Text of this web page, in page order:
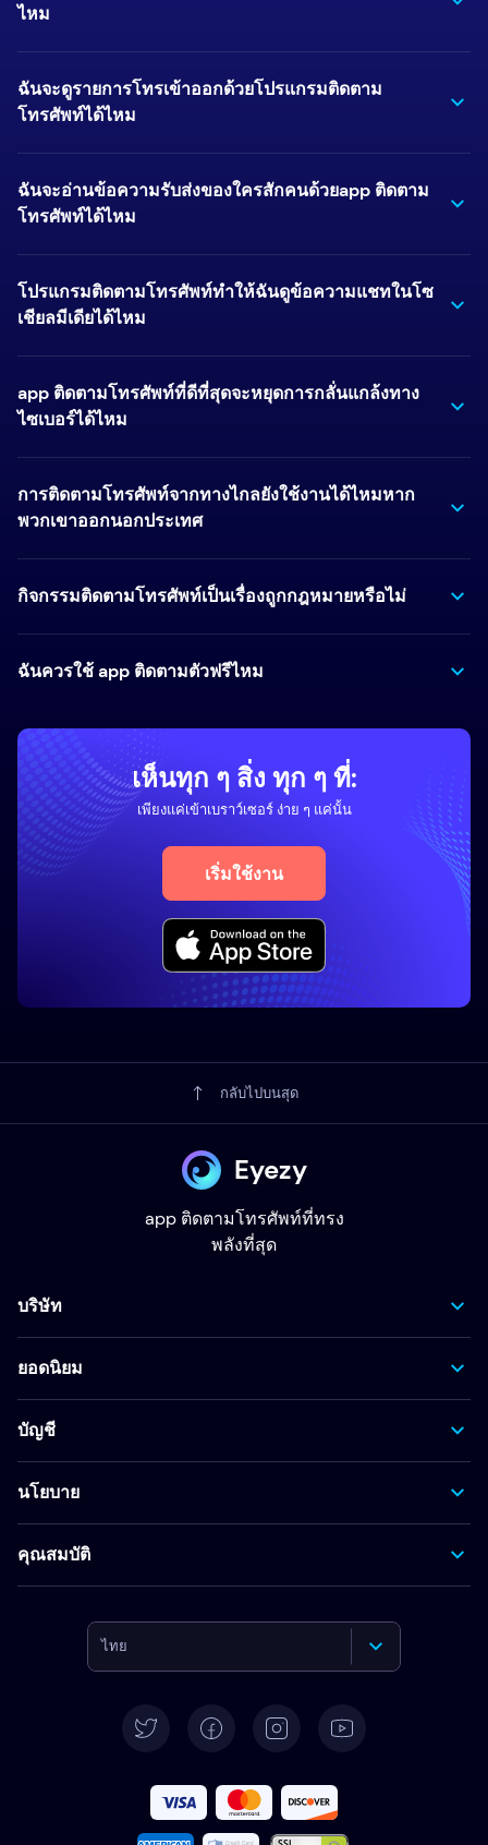
ไหม
ฉันจะดูรายการโทรเข้าออกด้วยโปรแกรมติดตาม
โทรศัพท์ได้ไหม
ฉันจะอ่านข้อความรับส่งของใครสักคนด้วยapp ติดตาม
โทรศัพท์ได้ไหม
โปรแกรมติดตามโทรศัพท์ทำให้ฉันดูข้อความแชทในโซ
เชียลมีเดียได้ไหม
app ติดตามโทรศัพท์ที่ดีที่สุดจะหยุดการกลั่นแกล้งทาง
ไซเบอร์ได้ไหม
การติดตามโทรศัพท์จากทางไกลยังใช้งานได้ไหมหาก
พวกเขาออกนอกประเทศ
กิจกรรมติดตามโทรศัพท์เป็นเรื่องถูกกฎหมายหรือไม่
ฉันควรใช้ app ติดตามตัวฟรีไหม
เห็นทุก ๆ สิ่ง ทุก ๆ ที่:
เพียงแค่เข้าเบราว์เซอร์ ง่าย ๆ แค่นั้น
เริ่มใช้งาน
กลับไปบนสุด
Eyezy
app ติดตามโทรศัพท์ที่ทรง
พลังที่สุด
บริษัท
ยอดนิยม
บัญชี
นโยบาย
คุณสมบัติ
ไทย
Deutsch
Español